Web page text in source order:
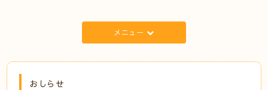
メニュー
おしらせ